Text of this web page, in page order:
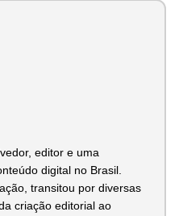
editor e uma
digital no Brasil.
transitou por diversas
criação editorial ao